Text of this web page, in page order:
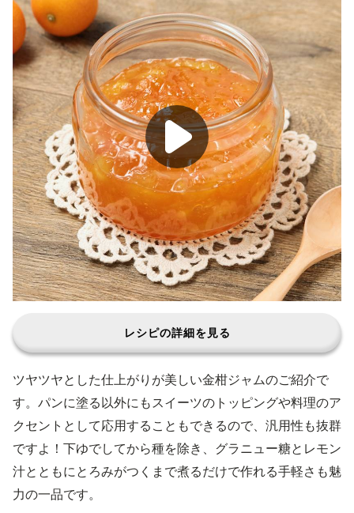
レシピの詳細を見る
ツヤツヤとした仕上がりが美しい金柑ジャムのご紹介で
す。パンに塗る以外にもスイーツのトッピングや料理のア
クセントとして応用することもできるので、汎用性も抜群
ですよ！下ゆでしてから種を除き、グラニュー糖とレモン
汁とともにとろみがつくまで煮るだけで作れる手軽さも魅
力の一品です。